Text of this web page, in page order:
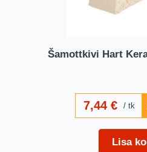
Šamottkivi Hart
7,44€ tk
Lisa